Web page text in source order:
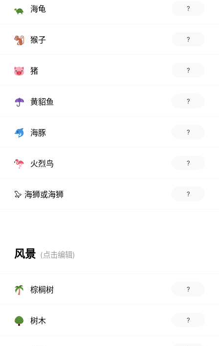
海龟 ?
猴子 ?
猪 ?
黄貂鱼 ?
海豚 ?
火烈鸟 ?
🦭 海狮或海狮 ?
风景
棕榈树 ?
树木 ?